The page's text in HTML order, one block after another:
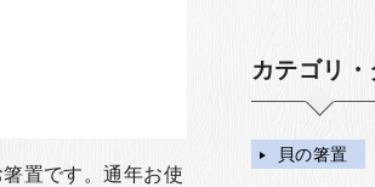
置です。通年お使
カテゴリ
貝の箸置